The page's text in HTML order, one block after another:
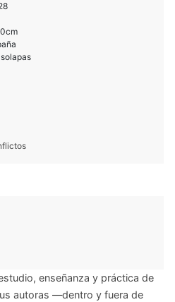
enseñanza y práctica de
autoras —dentro y fuera de